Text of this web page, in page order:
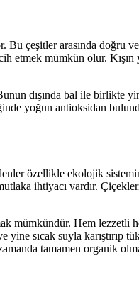
çeşitler arasında doğru
mümkün olur. Kışın
dışında bal ile birlikte
yoğun antioksidan
özellikle ekolojik sistemin
ihtiyacı vardır.
mümkündür. Hem lezzetli
sıcak suyla karıştırıp
tamamen organik